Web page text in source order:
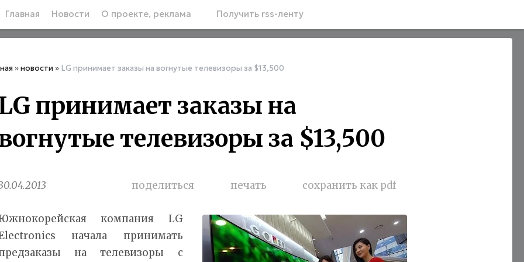
Главная Новости О проекте, реклама Получить rss-ленту
»новости » LG принимает заказы на вогнутые телевизоры за $13,500
принимает заказы на
телевизоры за $13,500
поделиться печать сохранить как pdf
компания LG
начала принимать
на телевизоры с